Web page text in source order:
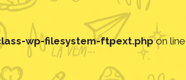
wp-filesystem-ftpext.phpon line